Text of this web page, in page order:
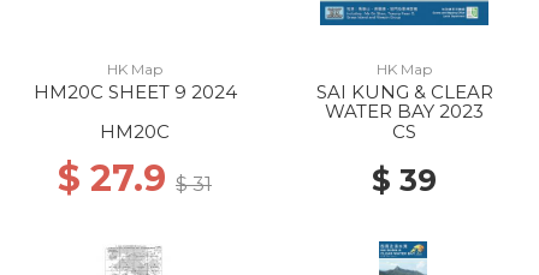
HK Map
HM20C SHEET 9 2024
HM20C
$ 27.9 $ 31
HK Map
SAI KUNG & CLEAR
WATER BAY 2023
CS
$ 39